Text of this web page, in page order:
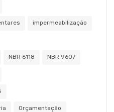
impermeabilização
NBR 6118 NBR 9607
Orçamentação